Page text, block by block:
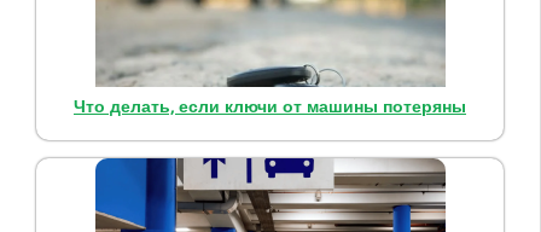
Что делать, если ключи от машины потеряны